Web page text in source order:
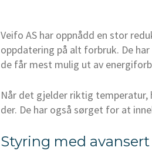
Veifo AS har oppnådd en stor
oppdatering på alt forbruk. De
de får mest mulig ut av
Når det gjelder riktig temperatur,
der. De har også sørget for at
Styring med